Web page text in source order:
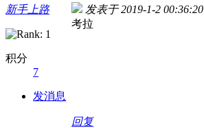
新手上路
积分
7
发消息
发表于 2019-1-2 00:36:20
考拉
回复